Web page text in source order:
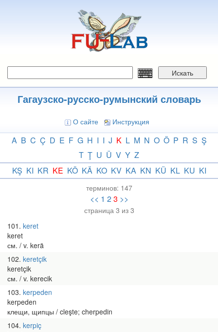
Искать
Гагаузско-русско-румынский словарь
О сайте Инструкция
A B C Ç D E F G H I I J K L M N O Ö P R S Ş
T Ţ U Ü V Y Z
KŞ KI KR KE KÖ KÄ KO KV KA KN KÜ KL KU KI
терминов: 147
<< 1 23 >>
страница 3 из 3
101 keret
keret
см. / v. kerä
102 keretçik
keretçik
см. / v. kerecik
103 kerpeden
kerpeden
клещи, щипцы / cleşte; cherpedin
104 kerpiç